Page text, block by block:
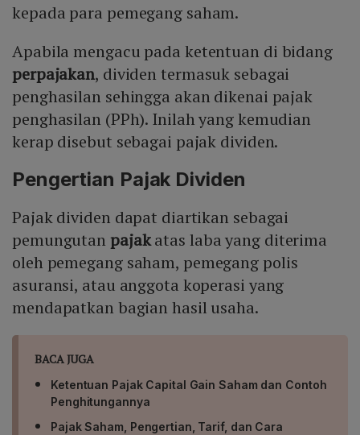
kepada para pemegang saham.
Apabila mengacu pada ketentuan di bidang
perpajakan, dividen termasuk sebagai
penghasilan sehingga akan dikenai pajak
penghasilan (PPh). Inilah yang kemudian
kerap disebut sebagai pajak dividen.
Pengertian Pajak Dividen
Pajak dividen dapat diartikan sebagai
pemungutan pajakatas laba yang diterima
oleh pemegang saham, pemegang polis
asuransi, atau anggota koperasi yang
mendapatkan bagian hasil usaha.
BACA JUGA
Ketentuan Pajak Capital Gain Saham dan Contoh
Penghitungannya
Pajak Saham, Pengertian, Tarif, dan Cara